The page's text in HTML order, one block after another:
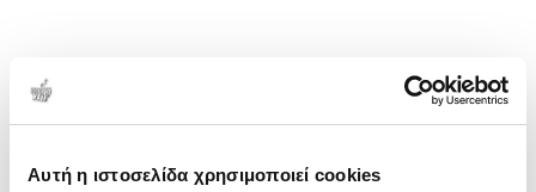
Αυτή η ιστοσελίδα χρησιμοποιεί cookies